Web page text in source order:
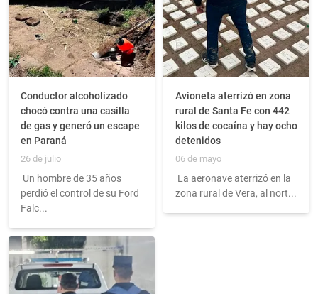
Conductor alcoholizado
chocó contra una casilla
de gas y generó un escape
en Paraná
26 de julio
Un hombre de 35 años
perdió el control de su Ford
Falc...
Avioneta aterrizó en zona
rural de Santa Fe con 442
kilos de cocaína y hay ocho
detenidos
06 de mayo
La aeronave aterrizó en la
zona rural de Vera, al nort...